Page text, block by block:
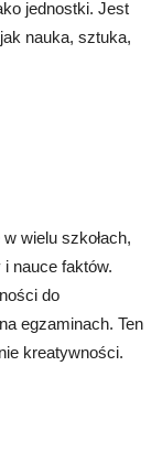
jednostki. Jest
nauka, sztuka,
wielu szkołach,
nauce faktów.
do
egzaminach. Ten
kreatywności.